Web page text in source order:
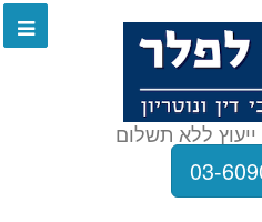
ללא תשלום
03-